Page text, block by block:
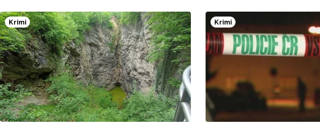
Krimi Krimi